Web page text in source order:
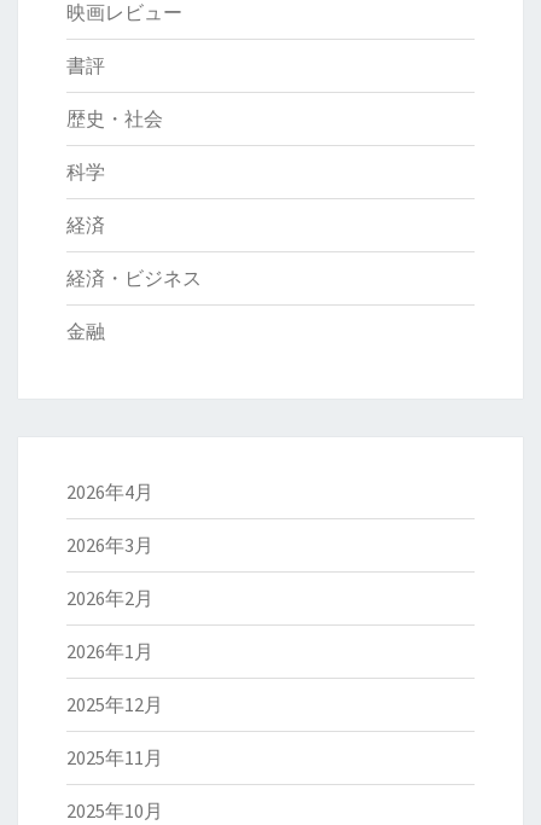
映画レビュー
書評
歴史・社会
科学
経済
経済・ビジネス
金融
2026年4月
2026年3月
2026年2月
2026年1月
2025年12月
2025年11月
2025年10月